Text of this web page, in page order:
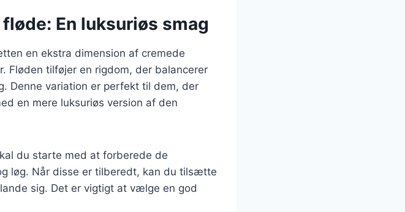
En luksuriøs smag
en ekstra dimension af cremede
Fløden tilføjer en rigdom, der balancerer
Denne variation er perfekt til dem, der
en mere luksuriøs version af den
du starte med at forberede de
løg. Når disse er tilberedt, kan du tilsætte
sig. Det er vigtigt at vælge en god